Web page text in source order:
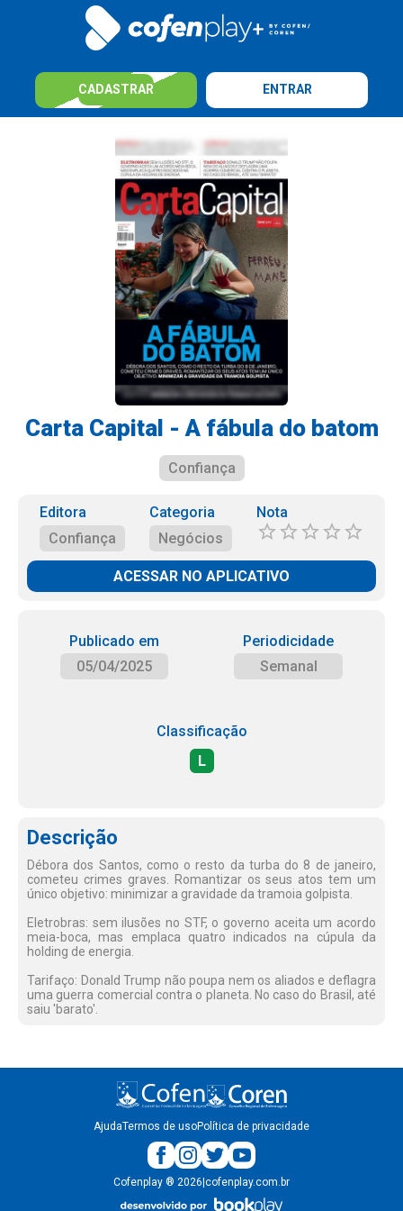
CADASTRAR ENTRAR
Carta Capital - A fábula do batom
Confiança
Editora
Confiança
Categoria
Negócios
Nota
ACESSAR NO APLICATIVO
Publicado em
05/04/2025
Periodicidade
Semanal
Classificação
L
Descrição
Débora dos Santos, como o resto da turba do 8 de janeiro,
cometeu crimes graves. Romantizar os seus atos tem um
único objetivo: minimizar a gravidade da tramoia golpista.
Eletrobras: sem ilusões no STF, o governo aceita um acordo
meia-boca, mas emplaca quatro indicados na cúpula da
holding de energia.
Tarifaço: Donald Trump não poupa nem os aliados e deflagra
uma guerra comercial contra o planeta. No caso do Brasil, até
saiu 'barato'.
AjudaTermos de usoPolítica de privacidade
Cofenplay ® 2026 cofenplay.com.br